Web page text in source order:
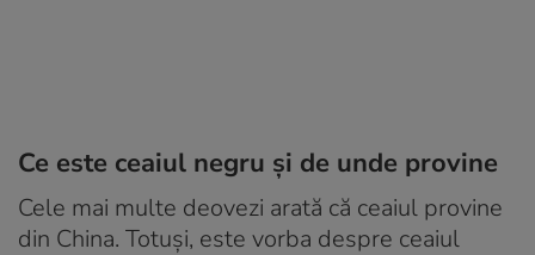
Ce este ceaiul negru și de unde provine
Cele mai multe deovezi arată că ceaiul provine
din China. Totuși, este vorba despre ceaiul